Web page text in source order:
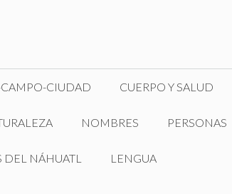
CAMPO-CIUDAD CUERPO Y SALUD
NOMBRES PERSONAS
DEL NÁHUATL LENGUA